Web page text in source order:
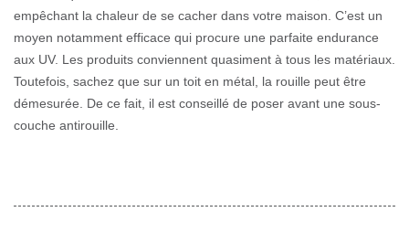
empêchant la chaleur de se cacher dans votre maison. C’est un
moyen notamment efficace qui procure une parfaite endurance
aux UV. Les produits conviennent quasiment à tous les matériaux.
Toutefois, sachez que sur un toit en métal, la rouille peut être
démesurée. De ce fait, il est conseillé de poser avant une sous-
couche antirouille.